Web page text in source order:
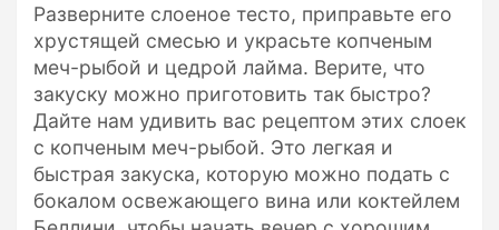
Разверните слоеное тесто, приправьте его
хрустящей смесью и украсьте копченым
меч-рыбой и цедрой лайма. Верите, что
закуску можно приготовить так быстро?
Дайте нам удивить вас рецептом этих слоек
с копченым меч-рыбой. Это легкая и
быстрая закуска, которую можно подать с
бокалом освежающего вина или коктейлем